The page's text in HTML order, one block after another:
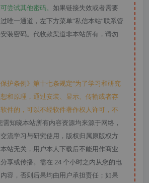
尝试其他密码。 如果链接失效或者需要
唯一通道，左下方菜单“私信本站”联系管
装密码。代收款渠道非本站所有，请勿
护条例》第十七条规定“为了学习和研究
和原理，通过安装、显示、传输或者存
件的，可以不经软件著作权人许可，不
需知晓本站所有内容资源均来源于网络，
流学习与研究使用，版权归属原版权方
站无关，用户本人下载后不能用作商业
享或传播。需在 24 个小时之内从您的电
容，否则后果均由用户承担责任；如果